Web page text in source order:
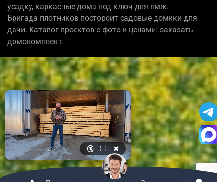
усадку, каркасные дома под ключ для пмж.
Бригада плотников постороит садовые домики для
дачи. Каталог проектов с фото и ценами: заказать
домокомплект.
🔇 ⛶ ✖